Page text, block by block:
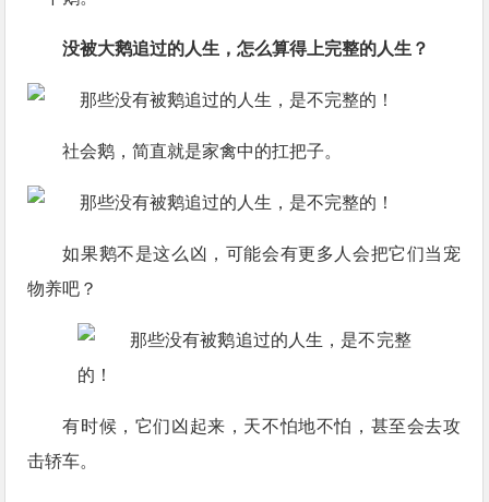
没被大鹅追过的人生，怎么算得上完整的人生？
社会鹅，简直就是家禽中的扛把子。
如果鹅不是这么凶，可能会有更多人会把它们当宠
物养吧？
有时候，它们凶起来，天不怕地不怕，甚至会去攻
击轿车。